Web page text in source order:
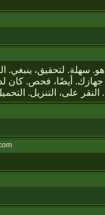
أيضًا، فحص. كان